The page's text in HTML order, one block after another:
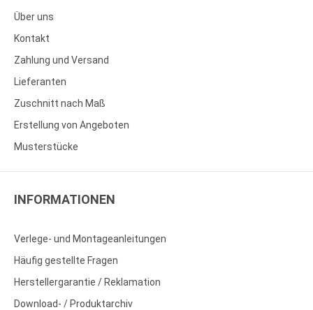
Über uns
Kontakt
Zahlung und Versand
Lieferanten
Zuschnitt nach Maß
Erstellung von Angeboten
Musterstücke
INFORMATIONEN
Verlege- und Montageanleitungen
Häufig gestellte Fragen
Herstellergarantie / Reklamation
Download- / Produktarchiv